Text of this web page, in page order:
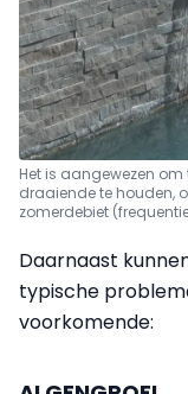
Het is aangewezen
draaiende te houden,
zomerdebiet
Daarnaast
typische
voorkomende: